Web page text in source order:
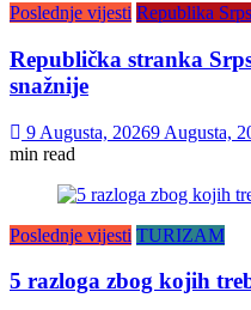
Poslednje vijesti Republika
Republička stranka
snažnije
9 Augusta, 20269 Augusta,
min read
Poslednje vijesti TURIZAM
5 razloga zbog kojih